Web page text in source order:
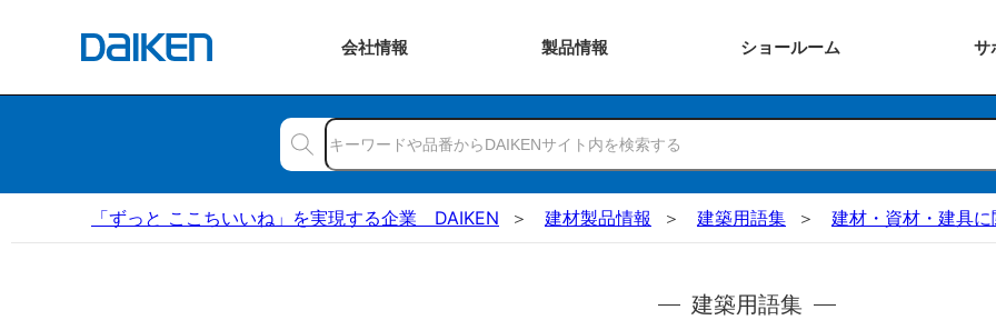
会社情報 製品情報 ショールーム サ
「ずっと ここちいいね」を実現する企業 DAIKEN 建材製品情報 建築用語集 建材・資材・建具
建築用語集